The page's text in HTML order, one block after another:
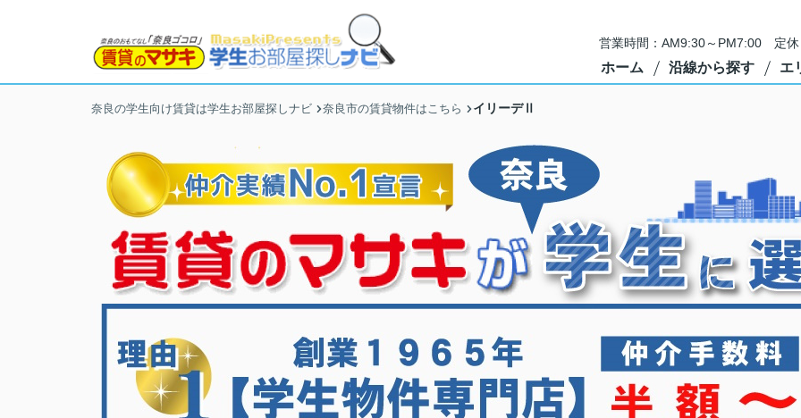
営業時間：AM9:30～PM7:00 定休
ホーム 沿線から探す エ
奈良の学生向け賃貸は学生お部屋探しナビ 奈良市の賃貸物件はこちら イリーデⅡ